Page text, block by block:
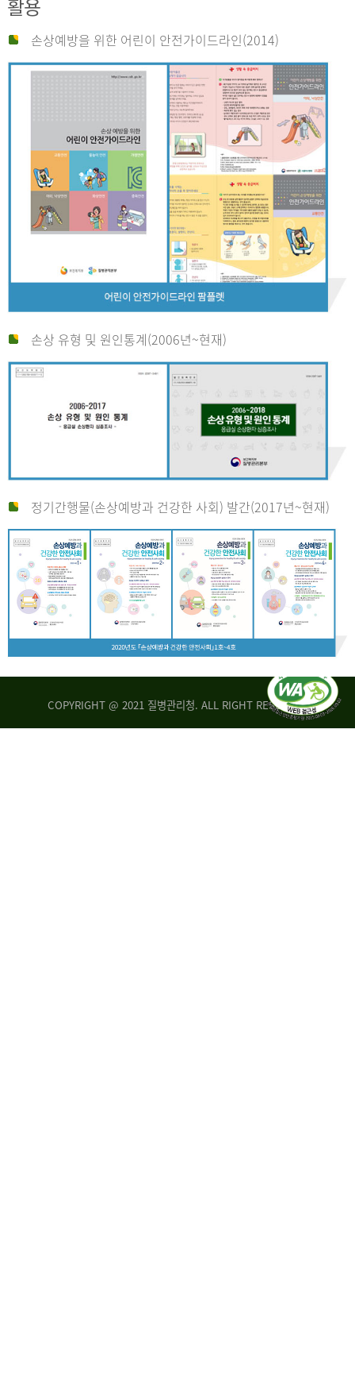
활용
손상예방을 위한 어린이 안전가이드라인(2014)
손상 유형 및 원인통계(2006년~현재)
정기간행물(손상예방과 건강한 사회) 발간(2017년~현재)
COPYRIGHT @ 2021 질병관리청. ALL RIGHT RESERVED